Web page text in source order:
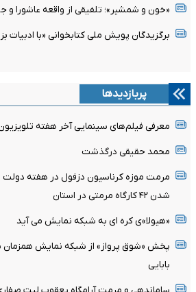
«خون و شمشیر»؛ تلفیقی از واقعه عاشورا
برگزیدگان پویش ملی کتابخوانی «با
پربازدیدها
معرفی فیلم‌های سینمایی آخر هفته
محمد حقیقی درگذشت
مرمت موزه کرناسیون دزفول در هفته دولت
شدن ۴۲ کارگاه مرمتی در استان
«هیولا»ی کره ای به شبکه نمایش می آید
پخش «شوق پرواز» از شبکه نمایش همزمان
بابایی